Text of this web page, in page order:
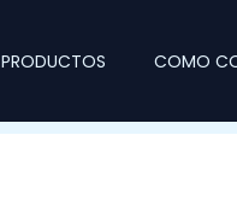
PRODUCTOS COMO